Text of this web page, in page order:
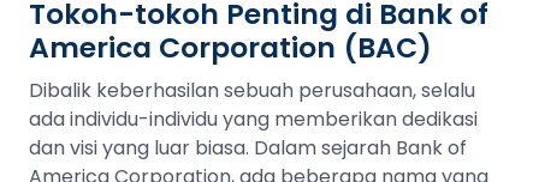
Tokoh-tokoh Penting di Bank of
America Corporation (BAC)
Dibalik keberhasilan sebuah perusahaan, selalu
ada individu-individu yang memberikan dedikasi
dan visi yang luar biasa. Dalam sejarah Bank of